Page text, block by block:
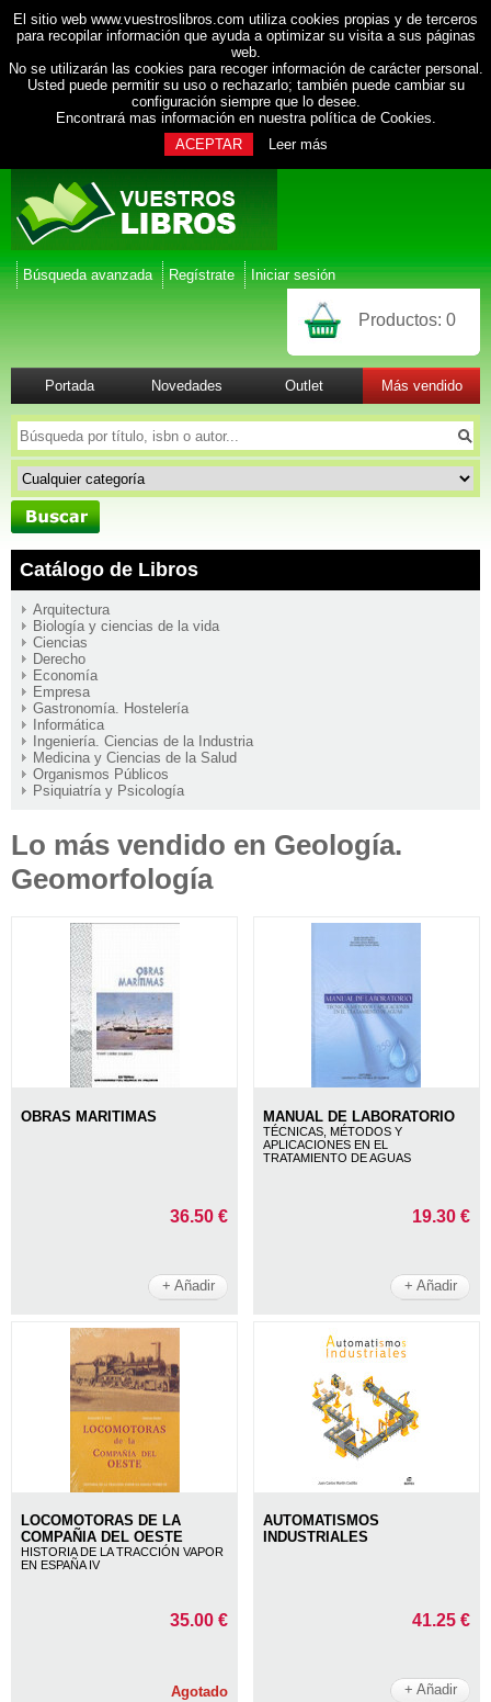
El sitio web www.vuestroslibros.com utiliza cookies propias y de terceros
para recopilar información que ayuda a optimizar su visita a sus páginas
web.
No se utilizarán las cookies para recoger información de carácter personal.
Usted puede permitir su uso o rechazarlo; también puede cambiar su
configuración siempre que lo desee.
Encontrará mas información en nuestra política de Cookies.
ACEPTAR
Leer más
Búsqueda avanzada Regístrate Iniciar sesión
Productos: 0
Portada Novedades Outlet Más vendido
Catálogo de Libros
Arquitectura
Biología y ciencias de la vida
Ciencias
Derecho
Economía
Empresa
Gastronomía. Hostelería
Informática
Ingeniería. Ciencias de la Industria
Medicina y Ciencias de la Salud
Organismos Públicos
Psiquiatría y Psicología
Lo más vendido en Geología.
Geomorfología
OBRAS MARITIMAS
36.50 €
+ Añadir
MANUAL DE LABORATORIO
TÉCNICAS, MÉTODOS Y
APLICACIONES EN EL
TRATAMIENTO DE AGUAS
19.30 €
+ Añadir
LOCOMOTORAS DE LA
COMPAÑIA DEL OESTE
HISTORIA DE LA TRACCIÓN VAPOR
EN ESPAÑA IV
35.00 €
Agotado
AUTOMATISMOS
INDUSTRIALES
41.25 €
+ Añadir